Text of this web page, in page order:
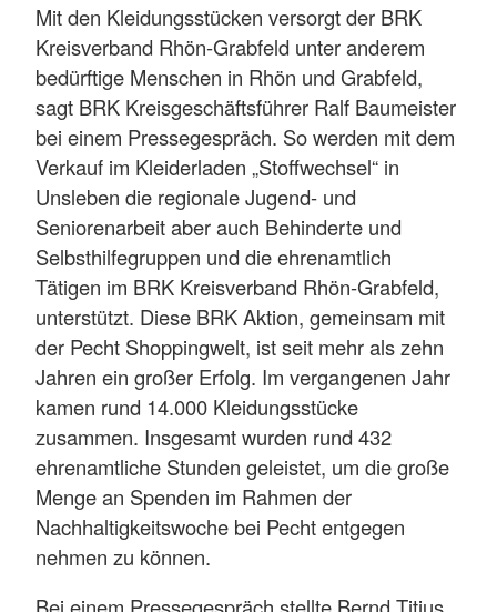
Mit den Kleidungsstücken versorgt der BRK
Kreisverband Rhön-Grabfeld unter anderem
bedürftige Menschen in Rhön und Grabfeld,
sagt BRK Kreisgeschäftsführer Ralf Baumeister
bei einem Pressegespräch. So werden mit dem
Verkauf im Kleiderladen „Stoffwechsel“ in
Unsleben die regionale Jugend- und
Seniorenarbeit aber auch Behinderte und
Selbsthilfegruppen und die ehrenamtlich
Tätigen im BRK Kreisverband Rhön-Grabfeld,
unterstützt. Diese BRK Aktion, gemeinsam mit
der Pecht Shoppingwelt, ist seit mehr als zehn
Jahren ein großer Erfolg. Im vergangenen Jahr
kamen rund 14.000 Kleidungsstücke
zusammen. Insgesamt wurden rund 432
ehrenamtliche Stunden geleistet, um die große
Menge an Spenden im Rahmen der
Nachhaltigkeitswoche bei Pecht entgegen
nehmen zu können.